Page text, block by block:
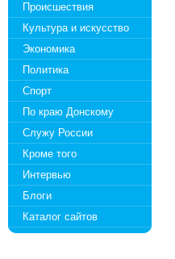
Происшествия
Культура и искусство
Экономика
Политика
Спорт
По краю Донскому
Служу России
Кроме того
Интервью
Блоги
Каталог сайтов